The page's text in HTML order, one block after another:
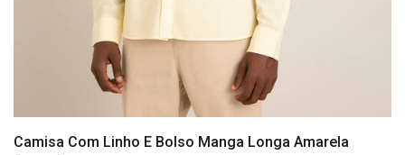
Camisa Com Linho E Bolso Manga Longa Amarela